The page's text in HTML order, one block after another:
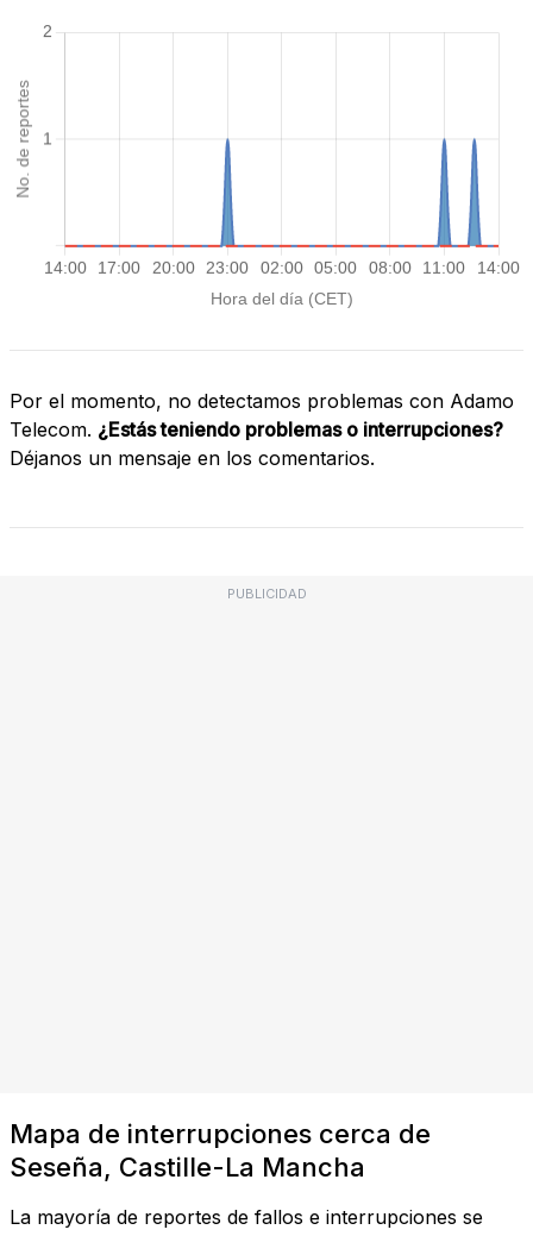
Por el momento, no detectamos problemas con Adamo
Telecom. ¿Estás teniendo problemas o interrupciones?
Déjanos un mensaje en los comentarios.
PUBLICIDAD
Mapa de interrupciones cerca de
Seseña, Castille-La Mancha
La mayoría de reportes de fallos e interrupciones se